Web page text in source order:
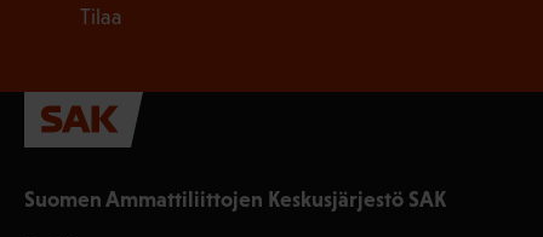
Suomen Ammattiliittojen Keskusjärjestö SAK
Tilaa